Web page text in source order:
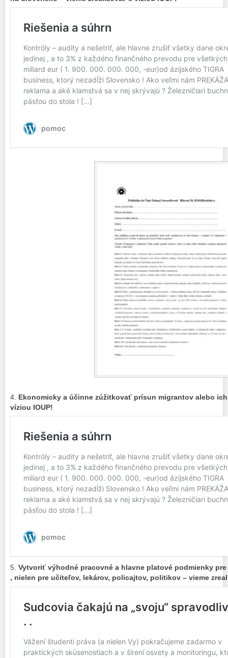
4. Ekonomicky a účinne zúžitkovať prísun migrantov alebo
víziou IOUP!
5. Vytvoriť výhodné pracovné a hlavne platové podmienky
, nielen pre učiteľov, lekárov, policajtov, politikov – vieme